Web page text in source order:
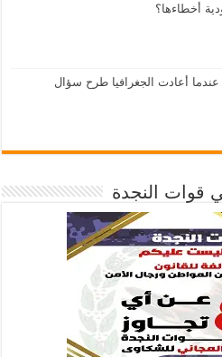
أخطاءها؟
عندما أعادت الجغرافيا طرح سؤال
قوات النجدة